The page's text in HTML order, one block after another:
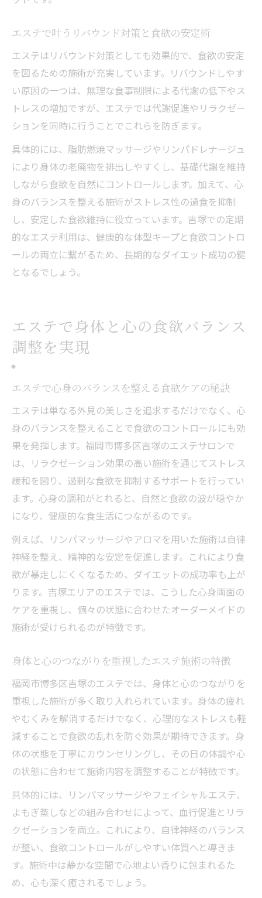
エステで叶うリバウンド対策と食欲の安定術
エステはリバウンド対策としても効果的で、食欲の安定
を図るための施術が充実しています。リバウンドしやす
い原因の一つは、無理な食事制限による代謝の低下やス
トレスの増加ですが、エステでは代謝促進やリラクゼー
ションを同時に行うことでこれらを防ぎます。
具体的には、脂肪燃焼マッサージやリンパドレナージュ
により身体の老廃物を排出しやすくし、基礎代謝を維持
しながら食欲を自然にコントロールします。加えて、心
身のバランスを整える施術がストレス性の過食を抑制
し、安定した食欲維持に役立っています。吉塚での定期
的なエステ利用は、健康的な体型キープと食欲コントロ
ールの両立に繋がるため、長期的なダイエット成功の鍵
となるでしょう。
エステで身体と心の食欲バランス
調整を実現
エステで心身のバランスを整える食欲ケアの秘訣
エステは単なる外見の美しさを追求するだけでなく、心
身のバランスを整えることで食欲のコントロールにも効
果を発揮します。福岡市博多区吉塚のエステサロンで
は、リラクゼーション効果の高い施術を通じてストレス
緩和を図り、過剰な食欲を抑制するサポートを行ってい
ます。心身の調和がとれると、自然と食欲の波が穏やか
になり、健康的な食生活につながるのです。
例えば、リンパマッサージやアロマを用いた施術は自律
神経を整え、精神的な安定を促進します。これにより食
欲が暴走しにくくなるため、ダイエットの成功率も上が
ります。吉塚エリアのエステでは、こうした心身両面の
ケアを重視し、個々の状態に合わせたオーダーメイドの
施術が受けられるのが特徴です。
身体と心のつながりを重視したエステ施術の特徴
福岡市博多区吉塚のエステでは、身体と心のつながりを
重視した施術が多く取り入れられています。身体の疲れ
やむくみを解消するだけでなく、心理的なストレスも軽
減することで食欲の乱れを防ぐ効果が期待できます。身
体の状態を丁寧にカウンセリングし、その日の体調や心
の状態に合わせて施術内容を調整することが特徴です。
具体的には、リンパマッサージやフェイシャルエステ、
よもぎ蒸しなどの組み合わせによって、血行促進とリラ
クゼーションを両立。これにより、自律神経のバランス
が整い、食欲コントロールがしやすい体質へと導きま
す。施術中は静かな空間で心地よい香りに包まれるた
め、心も深く癒されるでしょう。